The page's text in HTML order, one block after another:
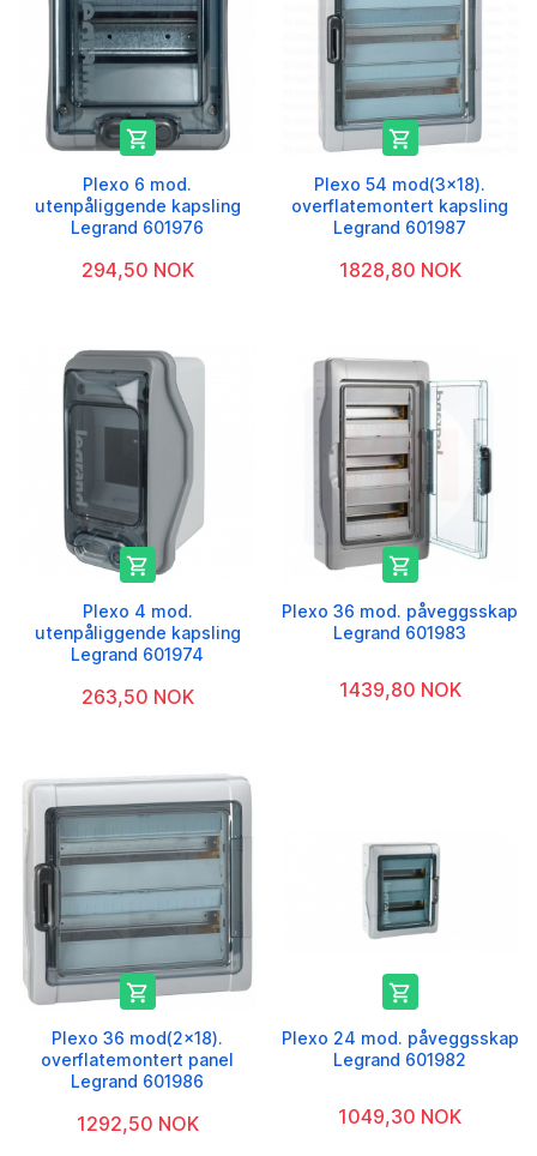

Plexo 6 mod.
utenpåliggende kapsling
Legrand 601976
294,50 NOK

Plexo 54 mod(3x18).
overflatemontert kapsling
Legrand 601987
1828,80 NOK

Plexo 4 mod.
utenpåliggende kapsling
Legrand 601974
263,50 NOK

Plexo 36 mod. påveggsskap
Legrand 601983
1439,80 NOK

Plexo 36 mod(2x18).
overflatemontert panel
Legrand 601986
1292,50 NOK

Plexo 24 mod. påveggsskap
Legrand 601982
1049,30 NOK